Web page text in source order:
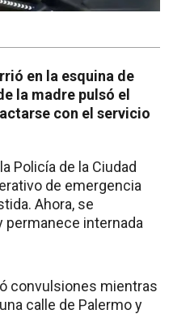
en la esquina de
la madre pulsó el
con el servicio
Policía de la Ciudad
de emergencia
Ahora, se
permanece internada
convulsiones mientras
calle de Palermo y